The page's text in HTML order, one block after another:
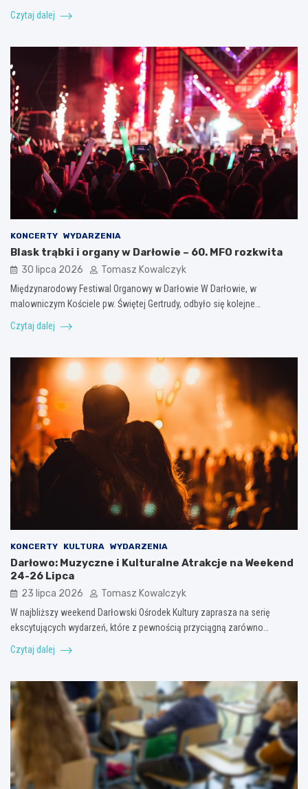
Czytaj dalej
KONCERTY WYDARZENIA
Blask trąbki i organy w Darłowie – 60. MFO rozkwita
30 lipca 2026 Tomasz Kowalczyk
Międzynarodowy Festiwal Organowy w Darłowie W Darłowie, w
malowniczym Kościele pw. Świętej Gertrudy, odbyło się kolejne…
Czytaj dalej
KONCERTY KULTURA WYDARZENIA
Darłowo: Muzyczne i Kulturalne Atrakcje na Weekend
24-26 Lipca
23 lipca 2026 Tomasz Kowalczyk
W najbliższy weekend Darłowski Ośrodek Kultury zaprasza na serię
ekscytujących wydarzeń, które z pewnością przyciągną zarówno…
Czytaj dalej